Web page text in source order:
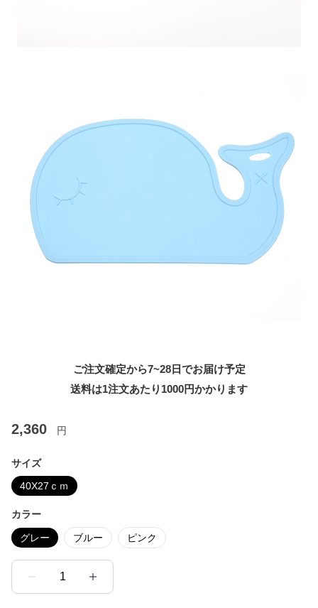
ご注文確定から7~28日でお届け予定
送料は1注文あたり 1000円かかります
2,360 円
サイズ
40X27ｃｍ
カラー
グレー ブルー ピンク
1